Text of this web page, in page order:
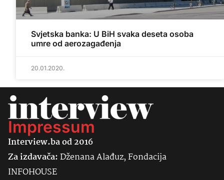
Svjetska banka: U BiH svaka deseta osoba
umre od aerozagađenja
20.01.2020.
Impressum
Interview.ba od 2016
Za izdavača:Dženana Alađuz, Fondacija
INFOHOUSE